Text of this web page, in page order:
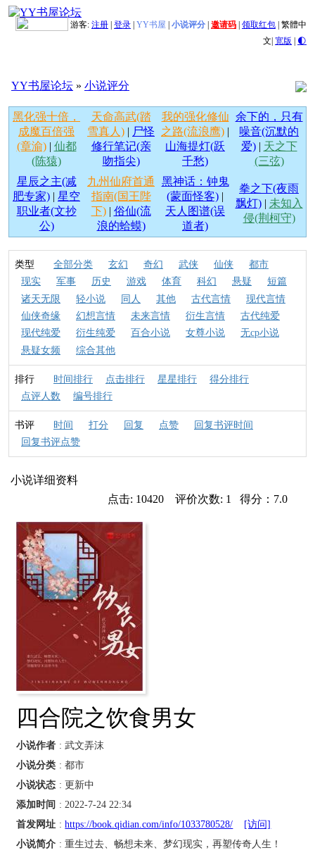
游客: 注册 登录 YY书屋 小说评分 邀请码 领取红包 繁體中
文| 宽版 | 🌓
YY书屋论坛 » 小说评分
黑化强十倍，
成魔百倍强
(章渝)| 仙都
(陈猿)
天命高武(踏
雪真人) | 尸怪
修行笔记(亲
吻指尖)
我的强化修仙
之路(流浪鹰) |
山海提灯(跃
千愁)
余下的，只有
噪音(沉默的
爱)| 天之下
(三弦)
星辰之主(减
肥专家) | 星空
职业者(文抄
公)
九州仙府首通
指南(国王陛
下)| 俗仙(流
浪的蛤蟆)
黑神话：钟鬼
(蒙面怪客) |
天人图谱(误
道者)
拳之下(夜雨
飘灯)| 未知入
侵(荆柯守)
类型 全部分类 玄幻 奇幻 武侠 仙侠
都市
现实
军事 历史 游戏 体育 科幻 悬疑
短篇
诸天无限
轻小说 同人 其他 古代言情
现代言情
仙侠奇缘
幻想言情 未来言情 衍生言情
古代纯爱
现代纯爱
衍生纯爱 百合小说 女尊小说
无cp小说
悬疑女频
综合其他
排行 时间排行 点击排行 星星排行
得分排行
点评人数
编号排行
书评 时间 打分 回复 点赞
回复书评时间
回复书评点赞
小说详细资料
点击: 10420 评价次数: 1 得分：7.0
四合院之饮食男女
小说作者 : 武文弄沫
小说分类 : 都市
小说状态 : 更新中
添加时间 : 2022-7-24 22:34
首发网址 :https://book.qidian.com/info/1033780528/
[访问]
小说简介 : 重生过去、畅想未来、梦幻现实，再塑传奇人生！